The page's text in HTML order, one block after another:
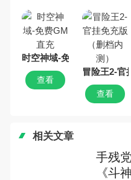
时空神域-免费GM直充
查看
冒险王2-官
查看
相关文章
手残
《斗